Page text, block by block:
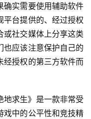
确实需要使用辅助软件
平台提供的、经过授权
或社交媒体上分享这类
也应该注意保护自己的
经授权的第三方软件而
地求生》是一款非常受
戏中的公平性和竞技精